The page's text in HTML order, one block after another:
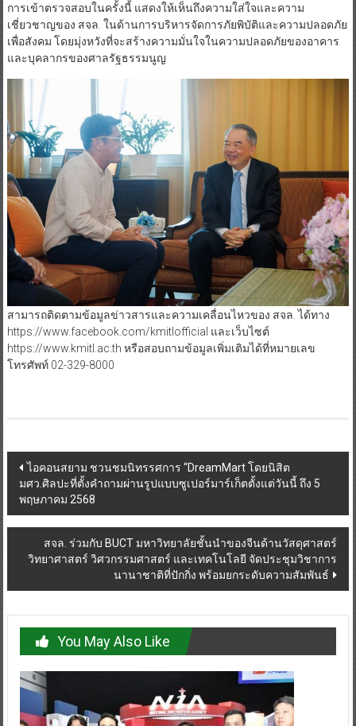
การเข้าตรวจสอบในครั้งนี้ แสดงให้เห็นถึงความใส่ใจและความ
เชี่ยวชาญของ สจล. ในด้านการบริหารจัดการภัยพิบัติและความปลอดภัย
เพื่อสังคม โดยมุ่งหวังที่จะสร้างความมั่นใจในความปลอดภัยของอาคาร
และบุคลากรของศาลรัฐธรรมนูญ
สามารถติดตามข้อมูลข่าวสารและความเคลื่อนไหวของ สจล. ได้ทาง
https://www.facebook.com/kmitlofficial และเว็บไซต์
https://www.kmitl.ac.th หรือสอบถามข้อมูลเพิ่มเติมได้ที่หมายเลข
โทรศัพท์ 02-329-8000
Post
navigation
ไอคอนสยาม ชวนชมนิทรรศการ “DreamMart โดยนิสิต
มศว.ศิลปะที่ตั้งคำถามผ่านรูปแบบซูเปอร์มาร์เก็ตตั้งแต่วันนี้ ถึง 5
พฤษภาคม 2568
สจล. ร่วมกับ BUCT มหาวิทยาลัยชั้นนำของจีนด้านวัสดุศาสตร์
วิทยาศาสตร์ วิศวกรรมศาสตร์ และเทคโนโลยี จัดประชุมวิชาการ
นานาชาติที่ปักกิ่ง พร้อมยกระดับความสัมพันธ์
You May Also Like